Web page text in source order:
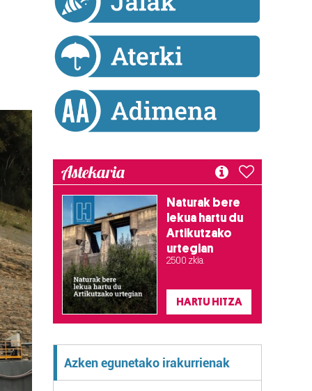
Astekaria
Naturak bere
lekua hartu du
Artikutzako
urtegian
2.500 zkia.
HARTU HITZA
Azken egunetako irakurrienak